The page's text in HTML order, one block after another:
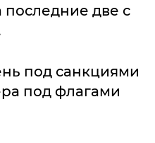
две с
под санкциями
под флагами